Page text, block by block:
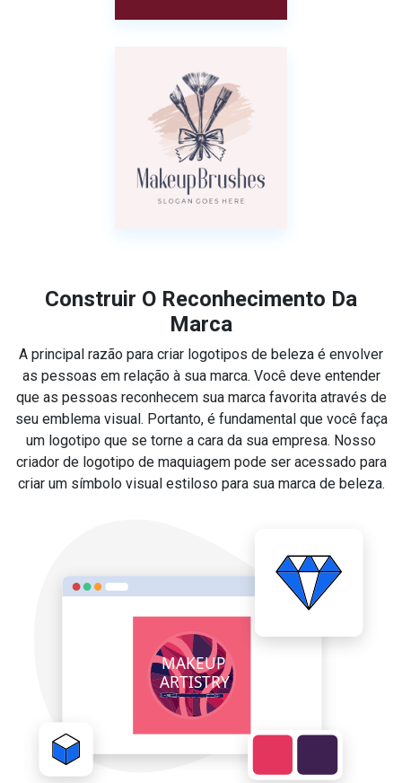
Construir O Reconhecimento Da
Marca
A principal razão para criar logotipos de beleza é envolver
as pessoas em relação à sua marca. Você deve entender
que as pessoas reconhecem sua marca favorita através de
seu emblema visual. Portanto, é fundamental que você faça
um logotipo que se torne a cara da sua empresa. Nosso
criador de logotipo de maquiagem pode ser acessado para
criar um símbolo visual estiloso para sua marca de beleza.